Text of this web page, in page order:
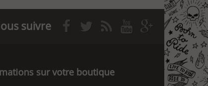
suivre
sur votre boutique